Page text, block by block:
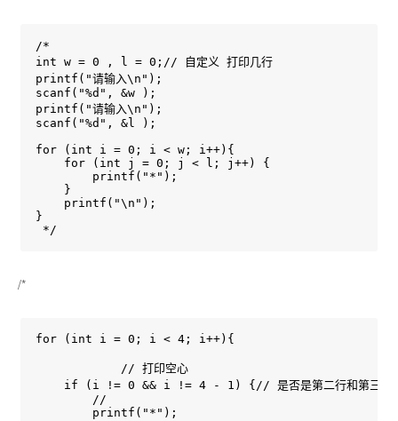
/*
int w = 0 , l = 0;// 自定义 打印几行
printf("请输入\n");
scanf("%d", &w );
printf("请输入\n");
scanf("%d", &l );
for (int i = 0; i < w; i++){
    for (int j = 0; j < l; j++) {
        printf("*");
    }
    printf("\n");
}
*/
/*
for (int i = 0; i < 4; i++){
            // 打印空心
if (i != 0 && i != 4 - 1) {// 是否是第二行和第三行是
        //
        printf("*");